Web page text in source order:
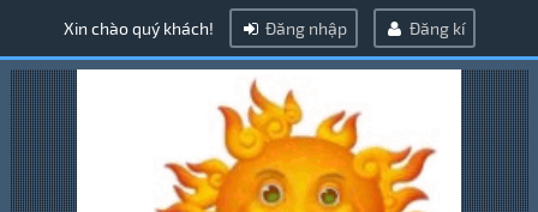
Xin chào quý khách! Đăng nhập Đăng kí